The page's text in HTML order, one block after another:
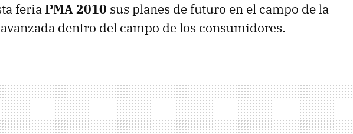
feriaPMA 2010 sus planes de futuro en el campo de la
dentro del campo de los consumidores.